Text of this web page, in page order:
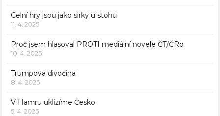
Celní hry jsou jako sirky u stohu
11. 4. 2025
Proč jsem hlasoval PROTI mediální novele ČT/ČRo
10. 4. 2025
Trumpova divočina
8. 4. 2025
V Hamru uklízíme Česko
5. 4. 2025